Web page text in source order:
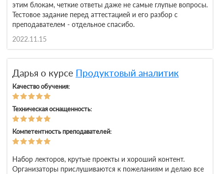
этим блокам, четкие ответы даже не самые глупые вопросы.
Тестовое задание перед аттестацией и его разбор с
преподавателем - отдельное спасибо.
2022.11.15
Дарья о курсе Продуктовый аналитик
Качество обучения:
Техническая оснащенность:
Компетентность преподавателей:
Набор лекторов, крутые проекты и хороший контент.
Организаторы прислушиваются к пожеланиям и делаю все